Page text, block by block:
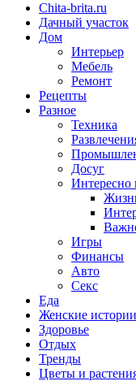
Chita-brita.ru
Дачный участок
Дом
Интерьер
Мебель
Ремонт
Рецепты
Разное
Техника
Досуг
Интересно
Игры
Финансы
Авто
Секс
Еда
Женские истории
Здоровье
Отдых
Тренды
Цветы и